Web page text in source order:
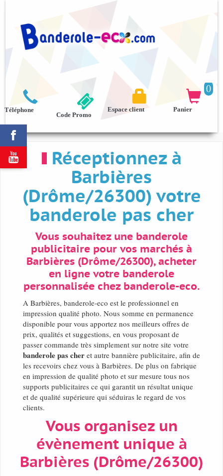



Téléphone
0

Panier

Espace client
Code Promo
Réceptionnez à
Barbières
(Drôme/26300) votre
banderole pas cher
Vous souhaitez une banderole
publicitaire pour vos marchés à
Barbières (Drôme/26300), acheter
en ligne votre banderole
personnalisée chez banderole-eco.
A Barbières, banderole-eco est le professionnel en
impression qualité photo. Nous somme en permanence
disponible pour vous apportez nos meilleurs offres de
prix, qualités et suggestions, en vous proposant de
passer commande très simplement sur notre site votre
banderole pas cher et autre bannière publicitaire, afin de
les recevoirs chez vous à Barbières. De plus on fabrique
en impression de qualité photo et sur mesure tous nos
supports publicitaires ce qui garantit un résultat unique
et de qualité supérieure qui séduiras le regard de vos
clients.
Vous organisez un
évènement unique à
Barbières (Drôme/26300)